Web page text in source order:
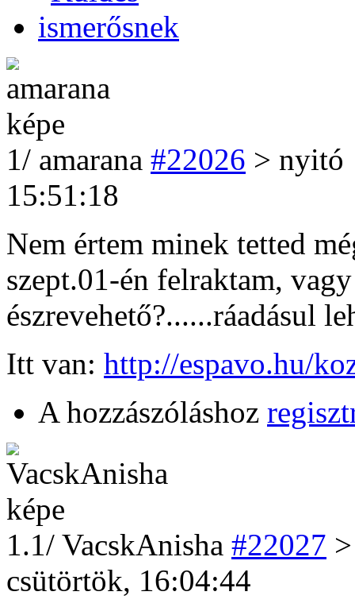
1/ amarana #22026 > nyitó
15:51:18
Nem értem minek tetted
szept.01-én felraktam,
észrevehető?......ráadásul
Itt van: http://espavo.hu/
A hozzászóláshoz
1.1/ VacskAnisha #22027
csütörtök, 16:04:44